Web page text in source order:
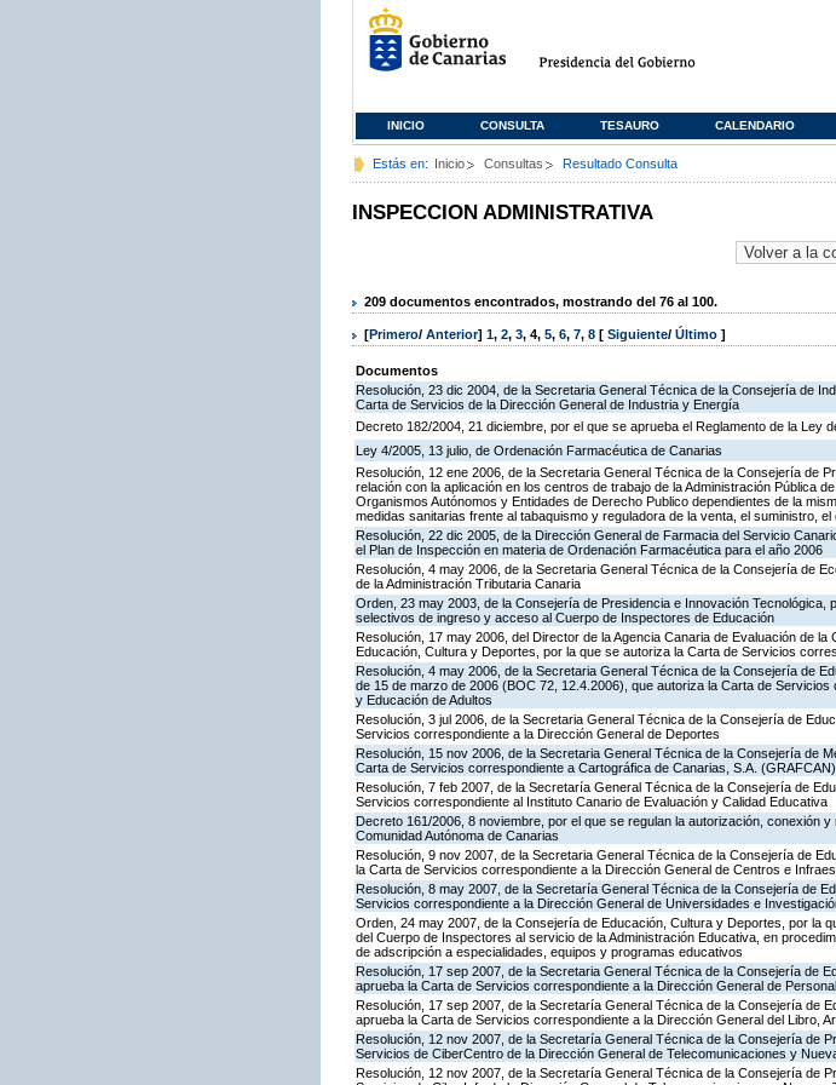
INICIO CONSULTA TESAURO CALENDARIO
Estás en: Inicio Consultas Resultado Consulta
INSPECCION ADMINISTRATIVA
209 documentos encontrados, mostrando del 76 al 100.
[Primero/ Anterior] 1, 2, 3, 4, 5, 6, 7, 8 [ Siguiente/ Último ]
Documentos
Resolución, 23 dic 2004, de la Secretaria General Técnica de la Consejería de
Carta de Servicios de la Dirección General de Industria y Energía
Decreto 182/2004, 21 diciembre, por el que se aprueba el Reglamento de la Ley
Ley 4/2005, 13 julio, de Ordenación Farmacéutica de Canarias
Resolución, 12 ene 2006, de la Secretaria General Técnica de la Consejería de
relación con la aplicación en los centros de trabajo de la Administración Pública
Organismos Autónomos y Entidades de Derecho Publico dependientes de la
medidas sanitarias frente al tabaquismo y reguladora de la venta, el suministro,
Resolución, 22 dic 2005, de la Dirección General de Farmacia del Servicio
el Plan de Inspección en materia de Ordenación Farmacéutica para el año 2006
Resolución, 4 may 2006, de la Secretaria General Técnica de la Consejería de
de la Administración Tributaria Canaria
Orden, 23 may 2003, de la Consejería de Presidencia e Innovación
selectivos de ingreso y acceso al Cuerpo de Inspectores de Educación
Resolución, 17 may 2006, del Director de la Agencia Canaria de Evaluación de
Educación, Cultura y Deportes, por la que se autoriza la Carta de Servicios
Resolución, 4 may 2006, de la Secretaria General Técnica de la Consejería de
de 15 de marzo de 2006 (BOC 72, 12.4.2006), que autoriza la Carta de
y Educación de Adultos
Resolución, 3 jul 2006, de la Secretaria General Técnica de la Consejería de
Servicios correspondiente a la Dirección General de Deportes
Resolución, 15 nov 2006, de la Secretaria General Técnica de la Consejería de
Carta de Servicios correspondiente a Cartográfica de Canarias, S.A. (GRAFCAN)
Resolución, 7 feb 2007, de la Secretaría General Técnica de la Consejería de
Servicios correspondiente al Instituto Canario de Evaluación y Calidad Educativa
Decreto 161/2006, 8 noviembre, por el que se regulan la autorización, conexión
Comunidad Autónoma de Canarias
Resolución, 9 nov 2007, de la Secretaria General Técnica de la Consejería de
la Carta de Servicios correspondiente a la Dirección General de Centros e
Resolución, 8 may 2007, de la Secretaría General Técnica de la Consejería de
Servicios correspondiente a la Dirección General de Universidades e
Orden, 24 may 2007, de la Consejería de Educación, Cultura y Deportes, por la
del Cuerpo de Inspectores al servicio de la Administración Educativa, en
de adscripción a especialidades, equipos y programas educativos
Resolución, 17 sep 2007, de la Secretaria General Técnica de la Consejería de
aprueba la Carta de Servicios correspondiente a la Dirección General de Personal
Resolución, 17 sep 2007, de la Secretaría General Técnica de la Consejería de
aprueba la Carta de Servicios correspondiente a la Dirección General del Libro,
Resolución, 12 nov 2007, de la Secretaría General Técnica de la Consejería de
Servicios de CiberCentro de la Dirección General de Telecomunicaciones y
Resolución, 12 nov 2007, de la Secretaría General Técnica de la Consejería de